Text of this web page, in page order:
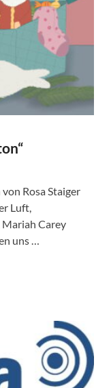
Rosa Staiger
Luft,
Carey
uns …